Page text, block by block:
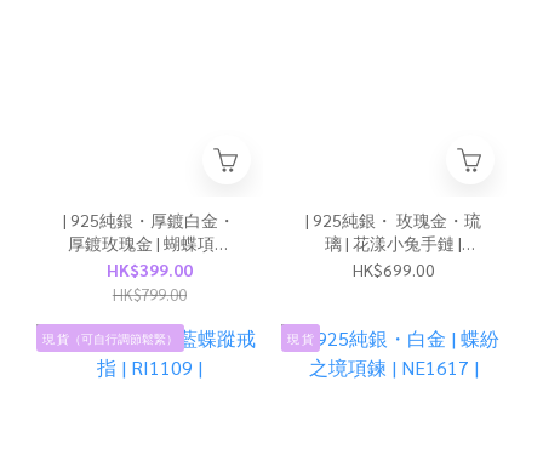
| 925純銀・厚鍍白金・
厚鍍玫瑰金 | 蝴蝶項鍊
(銀/玫瑰金) | NE1554 |
HK$399.00
HK$799.00
| 925純銀・ 玫瑰金・琉
璃 | 花漾小兔手鏈 |
BR1620 |
HK$699.00
現 貨（可自行調節鬆緊） 現 貨